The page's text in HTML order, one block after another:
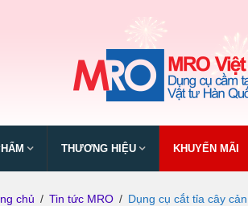
THƯƠNG HIỆU KHUYẾN MÃI
chủ / Tin tức MRO / Dụng cụ cắt tỉa cây